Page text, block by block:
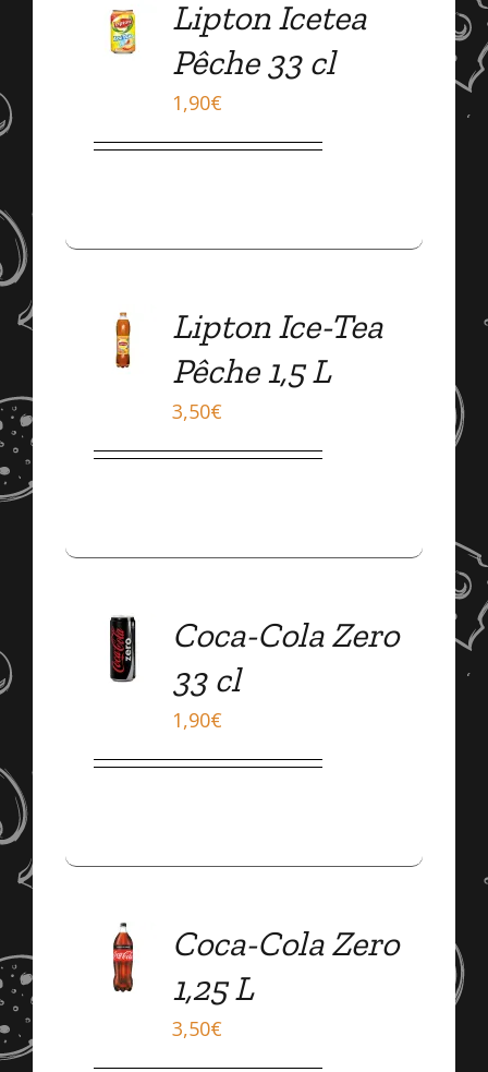
Lipton Icetea
Pêche 33 cl
1,90€
Lipton Ice-Tea
Pêche 1,5 L
3,50€
Coca-Cola Zero
33 cl
1,90€
DÉTAILS
Coca-Cola Zero
1,25 L
3,50€